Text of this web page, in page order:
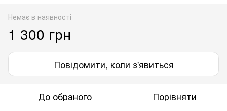
Немає в наявності
1 300 грн
Повідомити, коли з'явиться
До обраного Порівняти